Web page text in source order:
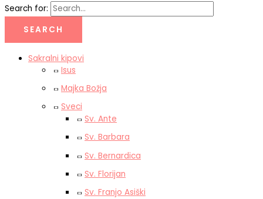
Search for:
Sakralni kipovi
Isus
Majka Božja
Sveci
Sv. Ante
Sv. Barbara
Sv. Bernardica
Sv. Florijan
Sv. Franjo Asiški